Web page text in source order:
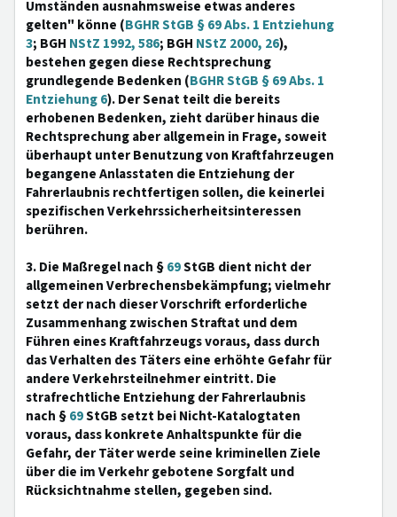
Umständen ausnahmsweise etwas anderes
gelten" könne (BGHR StGB § 69 Abs. 1 Entziehung
3; BGH NStZ 1992, 586; BGH NStZ 2000, 26),
bestehen gegen diese Rechtsprechung
grundlegende Bedenken (BGHR StGB § 69 Abs. 1
Entziehung 6). Der Senat teilt die bereits
erhobenen Bedenken, zieht darüber hinaus die
Rechtsprechung aber allgemein in Frage, soweit
überhaupt unter Benutzung von Kraftfahrzeugen
begangene Anlasstaten die Entziehung der
Fahrerlaubnis rechtfertigen sollen, die keinerlei
spezifischen Verkehrssicherheitsinteressen
berühren.
3. Die Maßregel nach §69StGB dient nicht der
allgemeinen Verbrechensbekämpfung; vielmehr
setzt der nach dieser Vorschrift erforderliche
Zusammenhang zwischen Straftat und dem
Führen eines Kraftfahrzeugs voraus, dass durch
das Verhalten des Täters eine erhöhte Gefahr für
andere Verkehrsteilnehmer eintritt. Die
strafrechtliche Entziehung der Fahrerlaubnis
nach §69StGB setzt bei Nicht-Katalogtaten
voraus, dass konkrete Anhaltspunkte für die
Gefahr, der Täter werde seine kriminellen Ziele
über die im Verkehr gebotene Sorgfalt und
Rücksichtnahme stellen, gegeben sind.